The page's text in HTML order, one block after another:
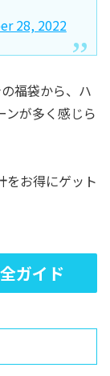
28, 2022
福袋から、ハ
ンが多く感じら
をお得にゲット
ガイド